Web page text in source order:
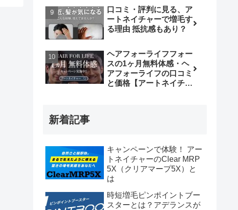
口コミ・評判に見る、ア
ートネイチャーで増毛す
る理由 抵抗感もあり？
ヘアフォーライフフォー
スの1ヶ月無料体感・ヘ
アフォーライフの口コミ
と価格【アートネイチャ
新着記事
キャンペーンで体験！ アー
トネイチャーのClear MRP
5X（クリアマープ5X）と
は
時短増毛ピンポイントブー
スターとは？アデランスが